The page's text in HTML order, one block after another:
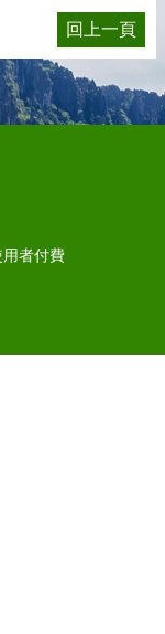
回上一頁
者付費